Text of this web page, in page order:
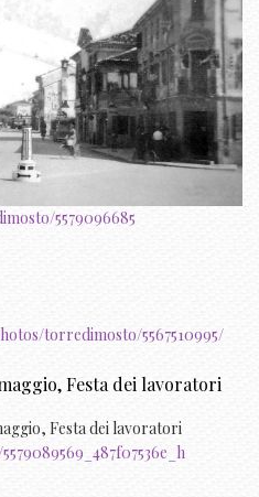
5579096685
torredimosto/5567510995/
Festa dei lavoratori